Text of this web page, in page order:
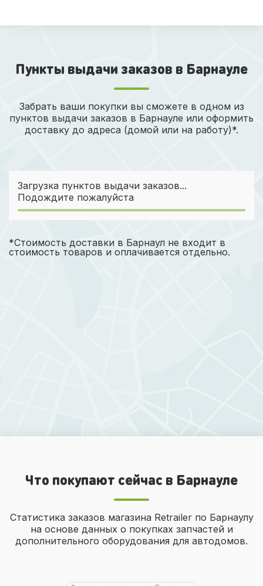
Пункты выдачи заказов в Барнауле
Забрать ваши покупки вы сможете в одном из
пунктов выдачи заказов в Барнауле или оформить
доставку до адреса (домой или на работу)*.
Загрузка пунктов выдачи заказов...
Подождите пожалуйста
*Стоимость доставки в Барнаул не входит в
стоимость товаров и оплачивается отдельно.
Что покупают сейчас в Барнауле
Статистика заказов магазина Retrailer по Барнаулу
на основе данных о покупках запчастей и
дополнительного оборудования для автодомов.